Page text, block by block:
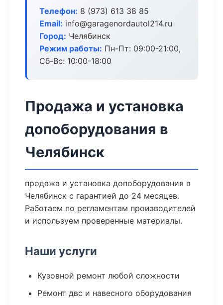
Телефон: 8 (973) 613 38 85
Email: info@garagenordautol214.ru
Город: Челябинск
Режим работы: Пн-Пт: 09:00-21:00,
Сб-Вс: 10:00-18:00
Продажа и установка
допоборудования в
Челябинск
продажа и установка допоборудования в
Челябинск с гарантией до 24 месяцев.
Работаем по регламентам производителей
и используем проверенные материалы.
Наши услуги
Кузовной ремонт любой сложности
Ремонт двс и навесного оборудования